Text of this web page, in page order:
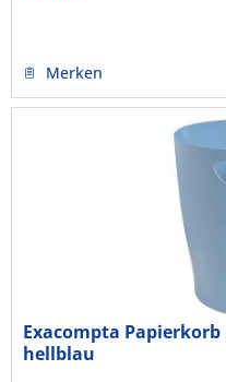
Merken
Exacompta Papierkorb
hellblau